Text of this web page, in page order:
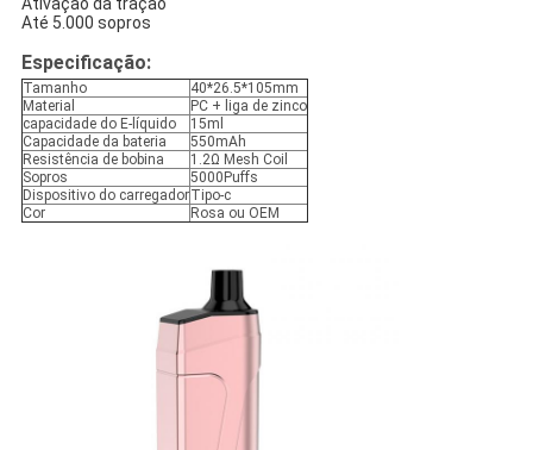
Ativação da tração
Até 5.000 sopros
Especificação:
Tamanho
40*26.5*105mm
Material
PC + liga de zinco
capacidade do E-líquido
15ml
Capacidade da bateria
550mAh
Resistência de bobina
1.2Ω Mesh Coil
Sopros
5000Puffs
Dispositivo do carregadorTipo-c
Cor
Rosa ou OEM